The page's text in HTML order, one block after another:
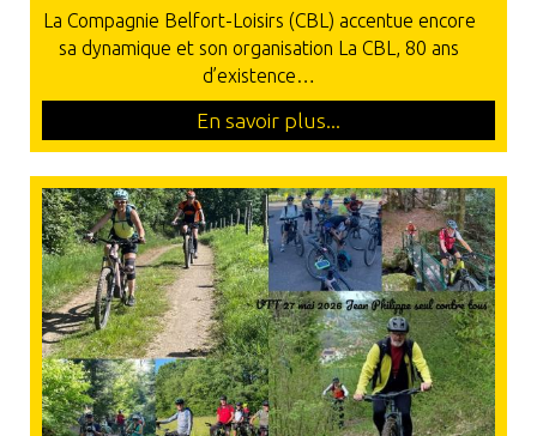
La Compagnie Belfort-Loisirs (CBL) accentue encore
sa dynamique et son organisation La CBL, 80 ans
d’existence…
En savoir plus...